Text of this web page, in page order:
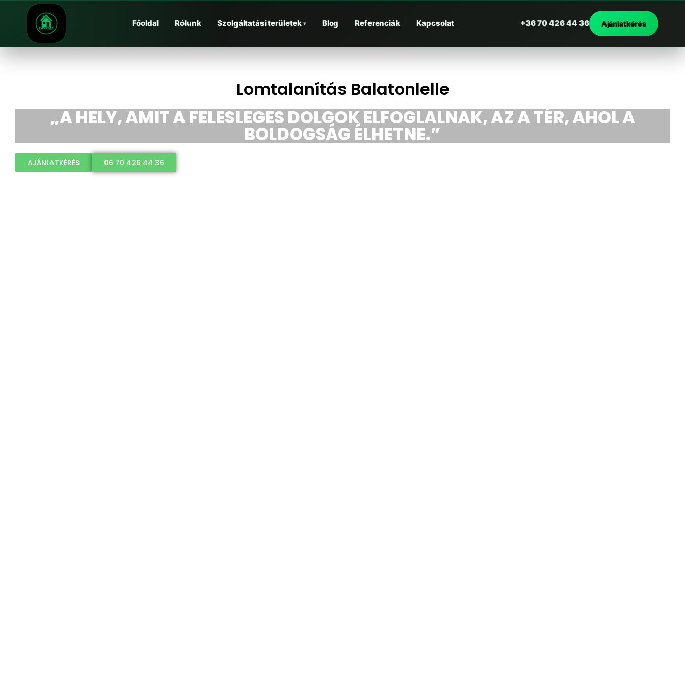
Főoldal Rólunk Szolgáltatási területek ▾ Blog Referenciák Kapcsolat +36 70 426 44 36 Ajánlatkérés
Lomtalanítás Balatonlelle
„A HELY, AMIT A FELESLEGES DOLGOK ELFOGLALNAK, AZ A TÉR, AHOL A
BOLDOGSÁG ÉLHETNE.”
AJÁNLATKÉRÉS 06 70 426 44 36